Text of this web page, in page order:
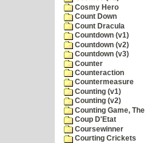
Cosmy Hero
Count Down
Count Dracula
Countdown (v1)
Countdown (v2)
Countdown (v3)
Counter
Counteraction
Countermeasure
Counting (v1)
Counting (v2)
Counting Game, The
Coup D'Etat
Coursewinner
Courting Crickets